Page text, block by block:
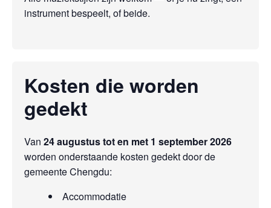
instrument bespeelt, of beide.
Kosten die worden
gedekt
Van 24 augustus tot en met 1 september 2026
worden onderstaande kosten gedekt door de
gemeente Chengdu:
Accommodatie